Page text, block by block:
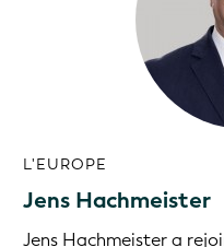
L'EUROPE
Jens Hachmeister
Jens Hachmeister a